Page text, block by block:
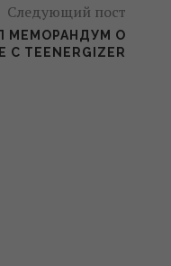
Следующий пост
МЕМОРАНДУМ О
TEENERGIZER